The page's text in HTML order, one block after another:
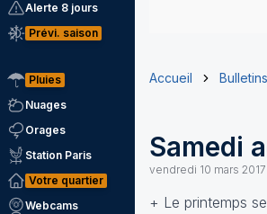
Alerte 8 jours
Prévi. saison
Pluies
Nuages
Orages
Station Paris
Votre quartier
Webcams
Accueil
Samedi
vendredi 10 mars 2017
+ Le printemps